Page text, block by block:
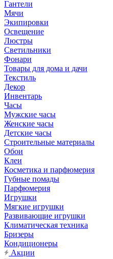
Гантели
Мячи
Экипировки
Освещение
Люстры
Светильники
Фонари
Товары для дома и дачи
Текстиль
Декор
Инвентарь
Часы
Мужские часы
Женские часы
Детские часы
Строительные материалы
Обои
Клеи
Косметика и парфюмерия
Губные помады
Парфюмерия
Игрушки
Мягкие игрушки
Развивающие игрушки
Климатическая техника
Бризеры
Кондиционеры
Акции